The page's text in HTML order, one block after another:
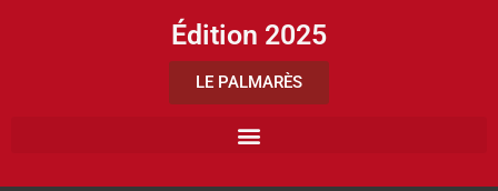
Édition 2025
LE PALMARÈS